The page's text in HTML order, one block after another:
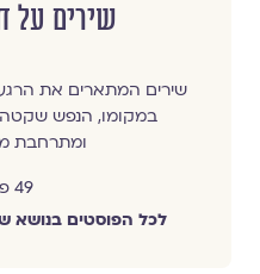
שירים על
שירים המתארים את
במקומו, הנפש שקטה
ומתרחבת
49 פוסטים
לכל הפוסטים בנושא